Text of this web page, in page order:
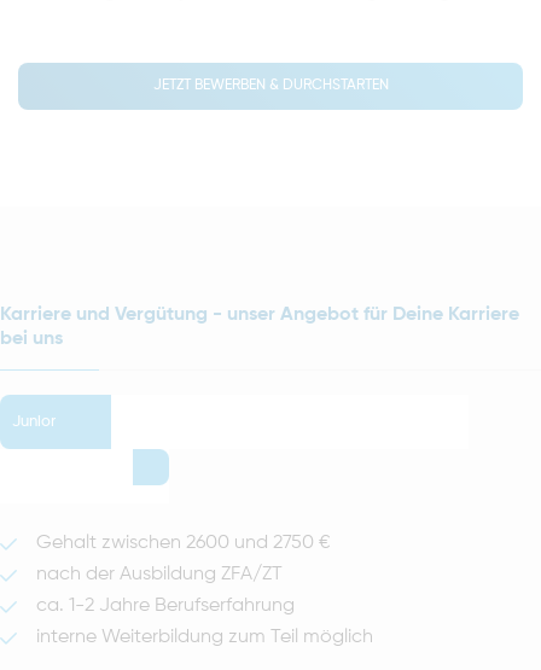
JETZT BEWERBEN & DURCHSTARTEN
Karriere und Vergütung - unser Angebot für Deine Karriere
bei uns
Junior
Gehalt zwischen 2600 und 2750 €
nach der Ausbildung ZFA/ZT
ca. 1-2 Jahre Berufserfahrung
interne Weiterbildung zum Teil möglich